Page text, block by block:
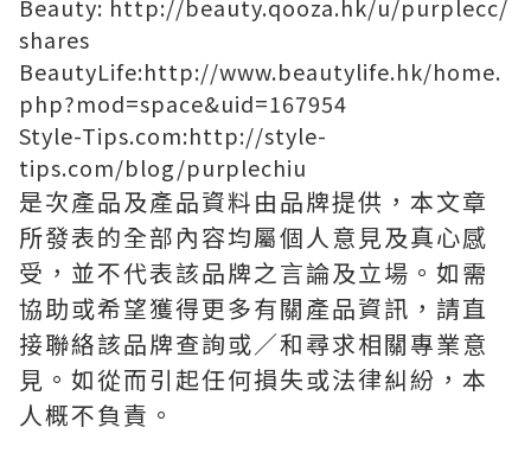
Beauty: http://beauty.qooza.hk/u/purplecc/
shares
BeautyLife:http://www.beautylife.hk/home.
php?mod=space&uid=167954
Style-Tips.com:http://style-
tips.com/blog/purplechiu
是次產品及產品資料由品牌提供，本文章
所發表的全部內容均屬個人意見及真心感
受，並不代表該品牌之言論及立場。如需
協助或希望獲得更多有關產品資訊，請直
接聯絡該品牌查詢或∕和尋求相關專業意
見。如從而引起任何損失或法律糾紛，本
人概不負責。